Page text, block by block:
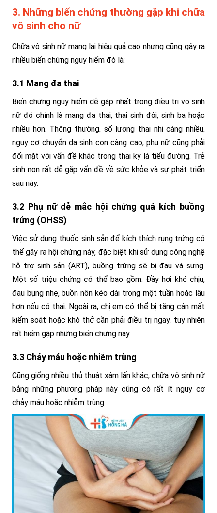
3. Những biến chứng thường gặp khi chữa
vô sinh cho nữ
Chữa vô sinh nữ mang lại hiệu quả cao nhưng cũng gây ra
nhiều biến chứng nguy hiểm đó là:
3.1 Mang đa thai
Biến chứng nguy hiểm dễ gặp nhất trong điều trị vô sinh
nữ đó chính là mang đa thai, thai sinh đôi, sinh ba hoặc
nhiều hơn. Thông thường, số lượng thai nhi càng nhiều,
nguy cơ chuyển dạ sinh con càng cao, phụ nữ cũng phải
đối mặt với vấn đề khác trong thai kỳ là tiểu đường. Trẻ
sinh non rất dễ gặp vấn đề về sức khỏe và sự phát triển
sau này.
3.2 Phụ nữ dễ mắc hội chứng quá kích buồng
trứng (OHSS)
Việc sử dụng thuốc sinh sản để kích thích rụng trứng có
thể gây ra hội chứng này, đặc biệt khi sử dụng công nghệ
hỗ trợ sinh sản (ART), buồng trứng sẽ bị đau và sưng.
Một số triệu chứng có thể bao gồm: Đầy hơi khó chịu,
đau bụng nhẹ, buồn nôn kéo dài trong một tuần hoặc lâu
hơn nếu có thai. Ngoài ra, chị em có thể bị tăng cân mất
kiểm soát hoặc khó thở cần phải điều trị ngay, tuy nhiên
rất hiếm gặp những biến chứng này.
3.3 Chảy máu hoặc nhiễm trùng
Cũng giống nhiều thủ thuật xâm lấn khác, chữa vô sinh nữ
bằng những phương pháp này cũng có rất ít nguy cơ
chảy máu hoặc nhiễm trùng.